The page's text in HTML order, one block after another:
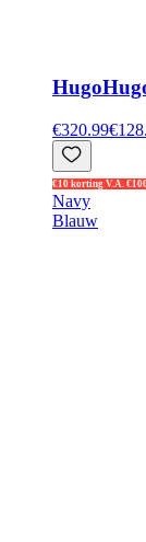
Hugo
€320.99
€10 korting V.A.
Navy
Blauw